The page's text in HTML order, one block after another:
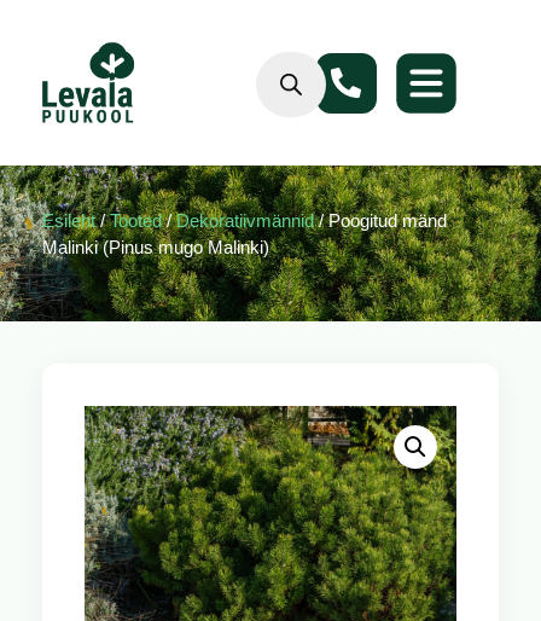
Esileht/Tooted/Dekoratiivmännid/ Poogitud mänd
Malinki (Pinus mugo Malinki)